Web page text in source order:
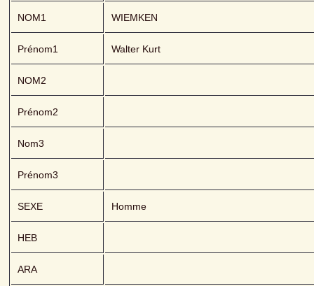
NOM1 WIEMKEN
Prénom1 Walter Kurt
NOM2
Prénom2
Nom3
Prénom3
SEXE Homme
HEB
ARA